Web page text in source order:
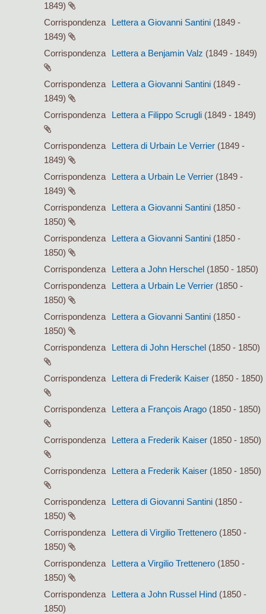
1849)
Corrispondenza
Lettera a Giovanni Santini (1849 -
1849)
Corrispondenza
Lettera a Benjamin Valz (1849 - 1849)
Corrispondenza Lettera a Giovanni Santini (1849 -
1849)
Corrispondenza
Lettera a Filippo Scrugli (1849 - 1849)
Corrispondenza Lettera di Urbain Le Verrier (1849 -
1849)
Corrispondenza
Lettera a Urbain Le Verrier (1849 -
1849)
Corrispondenza
Lettera a Giovanni Santini (1850 -
1850)
Corrispondenza
Lettera a Giovanni Santini (1850 -
1850)
Corrispondenza
Lettera a John Herschel (1850 - 1850)
Corrispondenza
Lettera a Urbain Le Verrier (1850 -
1850)
Corrispondenza
Lettera a Giovanni Santini (1850 -
1850)
Corrispondenza
Lettera di John Herschel (1850 - 1850)
Corrispondenza Lettera di Frederik Kaiser (1850 - 1850)
Corrispondenza Lettera a François Arago (1850 - 1850)
Corrispondenza Lettera a Frederik Kaiser (1850 - 1850)
Corrispondenza Lettera a Frederik Kaiser (1850 - 1850)
Corrispondenza Lettera di Giovanni Santini (1850 -
1850)
Corrispondenza
Lettera di Virgilio Trettenero (1850 -
1850)
Corrispondenza
Lettera a Virgilio Trettenero (1850 -
1850)
Corrispondenza
Lettera a John Russel Hind (1850 -
1850)